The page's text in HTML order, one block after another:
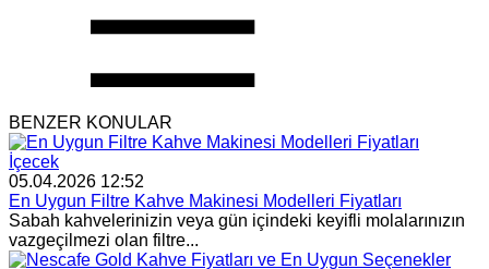
BENZER KONULAR
İçecek
05.04.2026 12:52
En Uygun Filtre Kahve Makinesi Modelleri Fiyatları
Sabah kahvelerinizin veya gün içindeki keyifli molalarınızın
vazgeçilmezi olan filtre...